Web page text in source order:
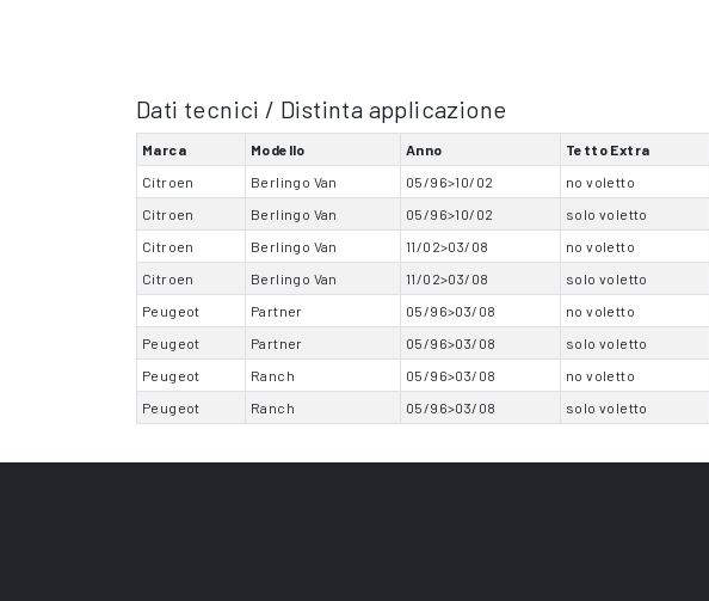
Dati tecnici / Distinta applicazione
Marca Modello Anno Tetto Extra
Citroen
Berlingo Van 05/96>10/02 no voletto
Citroen
Berlingo Van 05/96>10/02 solo voletto
Citroen
Berlingo Van 11/02>03/08 no voletto
Citroen
Berlingo Van 11/02>03/08 solo voletto
Peugeot
Partner 05/96>03/08 no voletto
Peugeot
Partner 05/96>03/08 solo voletto
Peugeot
Ranch 05/96>03/08 no voletto
Peugeot
Ranch 05/96>03/08 solo voletto